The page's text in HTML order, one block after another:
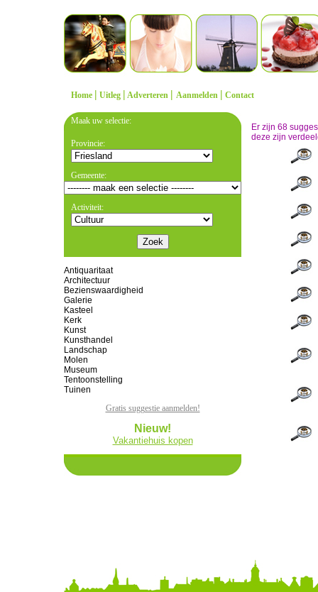
Home | Uitleg | Adverteren | Aanmelden | Contact
Maak uw selectie:
Provincie:
Gemeente:
Activiteit:
Antiquaritaat
Architectuur
Bezienswaardigheid
Galerie
Kasteel
Kerk
Kunst
Kunsthandel
Landschap
Molen
Museum
Tentoonstelling
Tuinen
Gratis suggestie aanmelden!
Nieuw!
Vakantiehuis kopen
Er zijn 68
deze zijn